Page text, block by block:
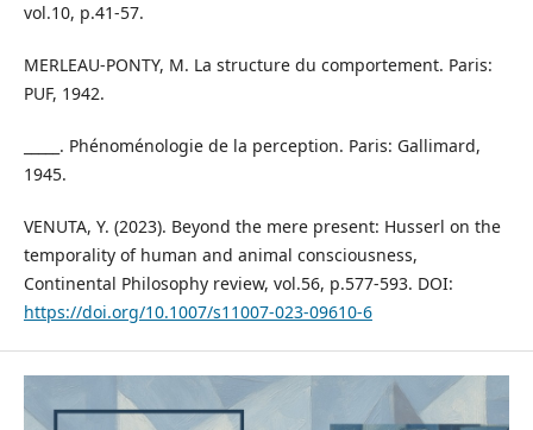
vol.10, p.41-57.
MERLEAU-PONTY, M. La structure du comportement. Paris:
PUF, 1942.
_____. Phénoménologie de la perception. Paris: Gallimard,
1945.
VENUTA, Y. (2023). Beyond the mere present: Husserl on the
temporality of human and animal consciousness,
Continental Philosophy review, vol.56, p.577-593. DOI:
https://doi.org/10.1007/s11007-023-09610-6